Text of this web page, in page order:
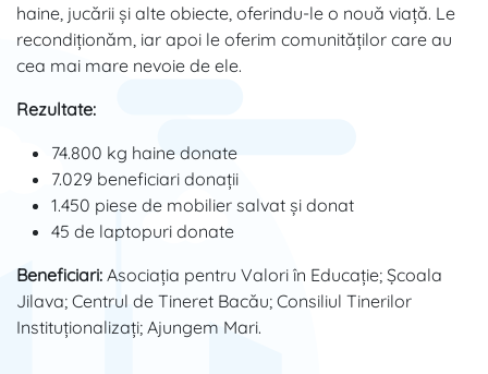
haine, jucării și alte obiecte, oferindu-le o nouă viață. Le
recondiționăm, iar apoi le oferim comunităților care au
cea mai mare nevoie de ele.
Rezultate:
74.800 kg haine donate
7.029 beneficiari donații
1.450 piese de mobilier salvat și donat
45 de laptopuri donate
Beneficiari: Asociația pentru Valori în Educație; Școala
Jilava; Centrul de Tineret Bacău; Consiliul Tinerilor
Instituționalizați; Ajungem Mari.